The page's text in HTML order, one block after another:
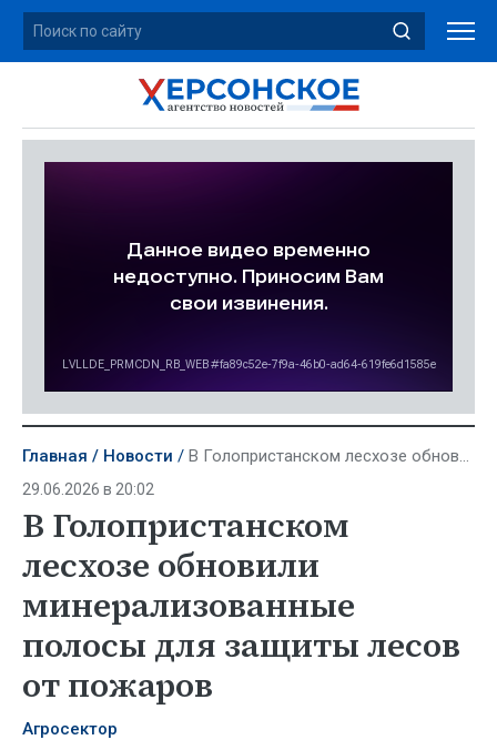
Главная Новости В Голопристанском лесхозе обновили минерализованные полосы для защиты лесов от пожаров
29.06.2026 в 20:02
В Голопристанском
лесхозе обновили
минерализованные
полосы для защиты лесов
от пожаров
Агросектор